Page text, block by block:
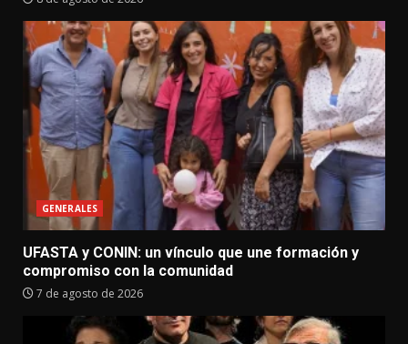
GENERALES
UFASTA y CONIN: un vínculo que une formación y
compromiso con la comunidad
7 de agosto de 2026